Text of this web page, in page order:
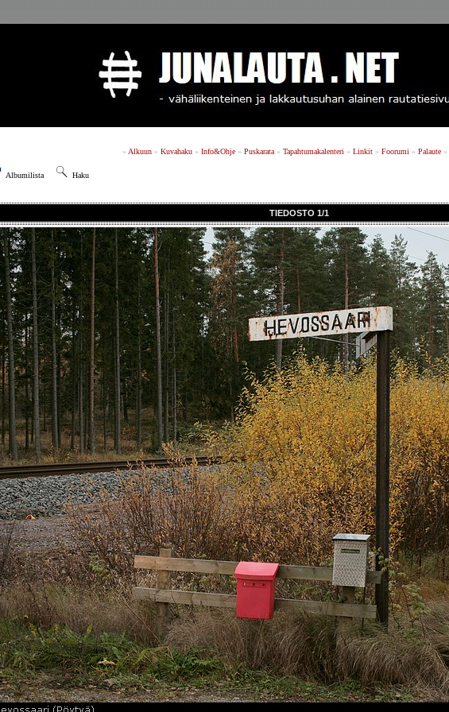
» Alkuun» Kuvahaku» Info&Ohje» Puskarata» Tapahtumakalenteri » Linkit» Foorumi » Palaute»
Albumilista Haku
TIEDOSTO 1/1